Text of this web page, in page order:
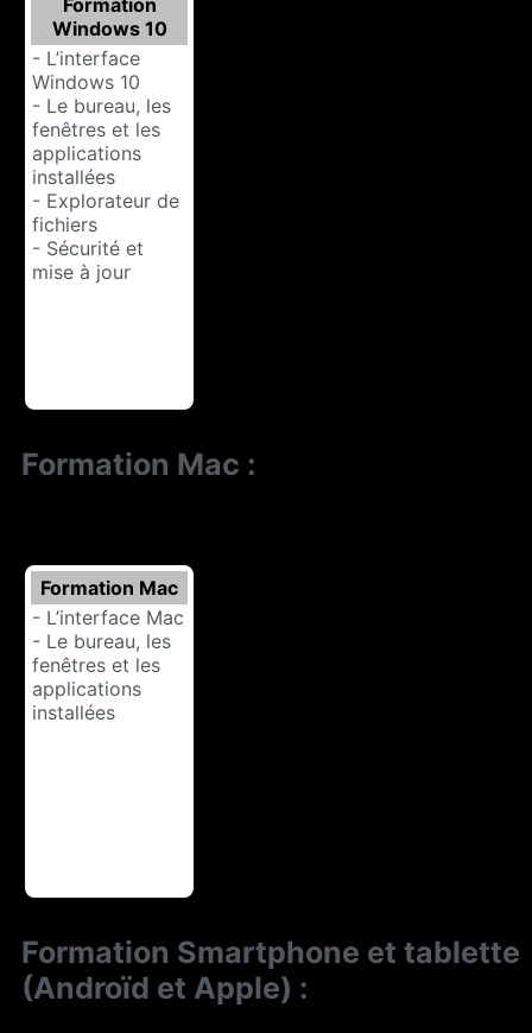
Formation
Windows 10
- L’interface
Windows 10
- Le bureau, les
fenêtres et les
applications
installées
- Explorateur de
fichiers
- Sécurité et
mise à jour
Formation Mac :
Formation Mac
- L’interface Mac
- Le bureau, les
fenêtres et les
applications
installées
Formation Smartphone et tablette
(Androïd et Apple) :